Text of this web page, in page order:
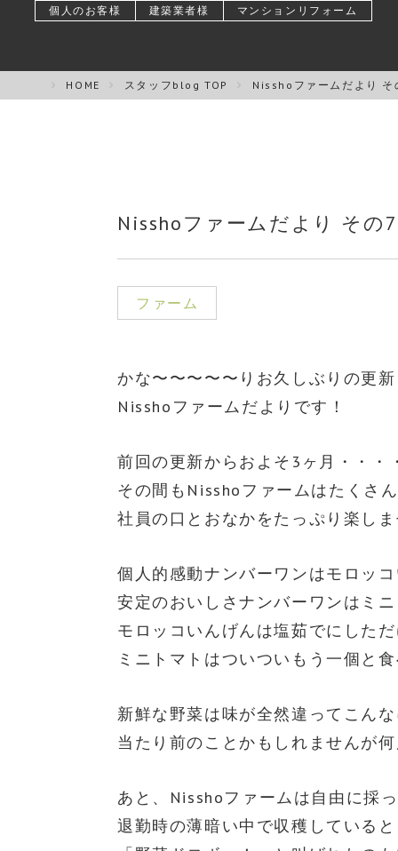
個人のお客様 建築業者様 マンションリフォーム
HOME スタッフblog TOP Nisshoファームだより そ
Nisshoファームだより その7
ファーム
かな〜〜〜〜〜りお久しぶりの更
Nisshoファームだよりです！
前回の更新からおよそ3ヶ月・・・
その間もNisshoファームはたくさ
社員の口とおなかをたっぷり楽し
個人的感動ナンバーワンはモロッ
安定のおいしさナンバーワンはミ
モロッコいんげんは塩茹でにした
ミニトマトはついついもう一個と
新鮮な野菜は味が全然違ってこん
当たり前のことかもしれませんが
あと、Nisshoファームは自由に採
退勤時の薄暗い中で収穫している